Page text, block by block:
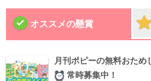
オススメの懸賞
月刊ポピーの無料おため
常時募集中！